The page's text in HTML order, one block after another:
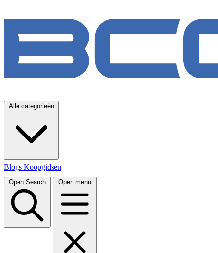
Alle categorieën
Blogs Koopgidsen
Open Search Open menu